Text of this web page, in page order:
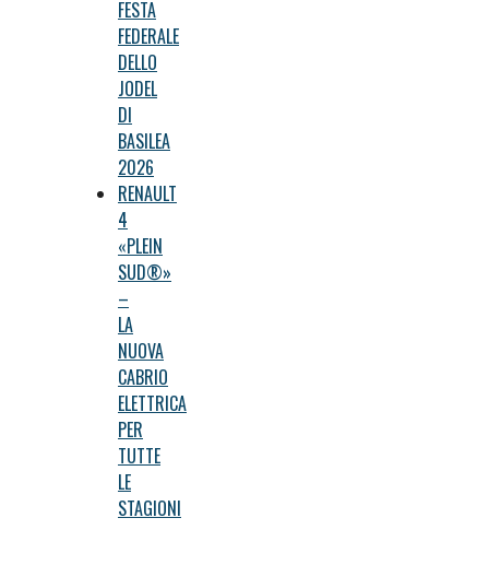
FESTA
FEDERALE
DELLO
JODEL
DI
BASILEA
2026
RENAULT
4
«PLEIN
SUD®»
–
LA
NUOVA
CABRIO
ELETTRICA
PER
TUTTE
LE
STAGIONI